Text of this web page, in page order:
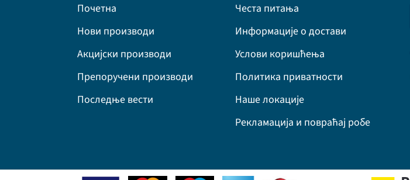
Почетна
Нови производи
Акцијски производи
Препоручени производи
Последње вести
Честа питања
Информације о достави
Услови коришћења
Политика приватности
Наше локације
Рекламација и повраћај робе